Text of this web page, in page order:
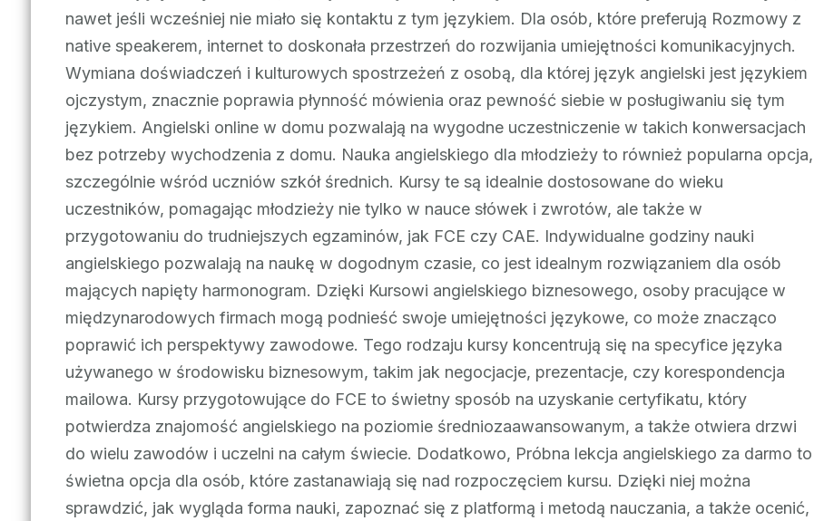
nawet jeśli wcześniej nie miało się kontaktu z tym językiem. Dla osób, które preferują Rozmowy z
native speakerem, internet to doskonała przestrzeń do rozwijania umiejętności komunikacyjnych.
Wymiana doświadczeń i kulturowych spostrzeżeń z osobą, dla której język angielski jest językiem
ojczystym, znacznie poprawia płynność mówienia oraz pewność siebie w posługiwaniu się tym
językiem. Angielski online w domu pozwalają na wygodne uczestniczenie w takich konwersacjach
bez potrzeby wychodzenia z domu. Nauka angielskiego dla młodzieży to również popularna opcja,
szczególnie wśród uczniów szkół średnich. Kursy te są idealnie dostosowane do wieku
uczestników, pomagając młodzieży nie tylko w nauce słówek i zwrotów, ale także w
przygotowaniu do trudniejszych egzaminów, jak FCE czy CAE. Indywidualne godziny nauki
angielskiego pozwalają na naukę w dogodnym czasie, co jest idealnym rozwiązaniem dla osób
mających napięty harmonogram. Dzięki Kursowi angielskiego biznesowego, osoby pracujące w
międzynarodowych firmach mogą podnieść swoje umiejętności językowe, co może znacząco
poprawić ich perspektywy zawodowe. Tego rodzaju kursy koncentrują się na specyfice języka
używanego w środowisku biznesowym, takim jak negocjacje, prezentacje, czy korespondencja
mailowa. Kursy przygotowujące do FCE to świetny sposób na uzyskanie certyfikatu, który
potwierdza znajomość angielskiego na poziomie średniozaawansowanym, a także otwiera drzwi
do wielu zawodów i uczelni na całym świecie. Dodatkowo, Próbna lekcja angielskiego za darmo to
świetna opcja dla osób, które zastanawiają się nad rozpoczęciem kursu. Dzięki niej można
sprawdzić, jak wygląda forma nauki, zapoznać się z platformą i metodą nauczania, a także ocenić,